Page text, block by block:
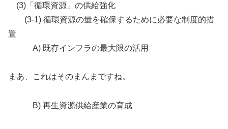
(3)「循環資源」の供給強化
(3-1) 循環資源の量を確保するために必要な制度的措
置
A) 既存インフラの最大限の活用
まあ、これはそのまんまですね。
B) 再生資源供給産業の育成